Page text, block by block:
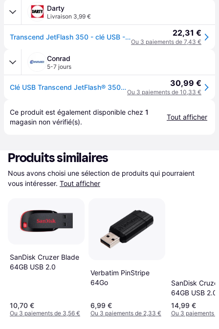
Darty
Livraison 3,99 €
Transcend JetFlash 350 - clé USB - 64 Go 22,31 €
Ou 3 paiements de 7,43 €
Conrad
5-7 jours
Clé USB Transcend JetFlash® 350 64 GB USB 2.0 30,99 €
Ou 3 paiements de 10,33 €
Ce produit est également disponible chez 1
magasin non vérifié(s).
Tout afficher
Produits similaires
Nous avons choisi une sélection de produits qui pourraient
vous intéresser. Tout afficher
SanDisk Cruzer Blade
64GB USB 2.0
10,70 €
Ou 3 paiements de 3,56 €
Verbatim PinStripe
64Go
6,99 €
Ou 3 paiements de 2,33 €
SanDisk
64GB USB 2.0
14,99 €
Ou 3 paiements